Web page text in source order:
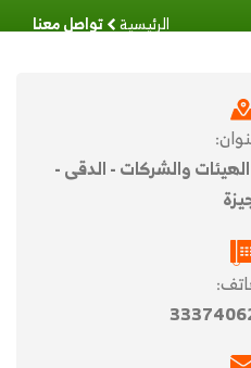
الرئيسية تواصل معنا
والشركات - الدقى -